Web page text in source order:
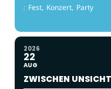
: Fest, Konzert, Party
2026
22
AUG
ZWISCHEN